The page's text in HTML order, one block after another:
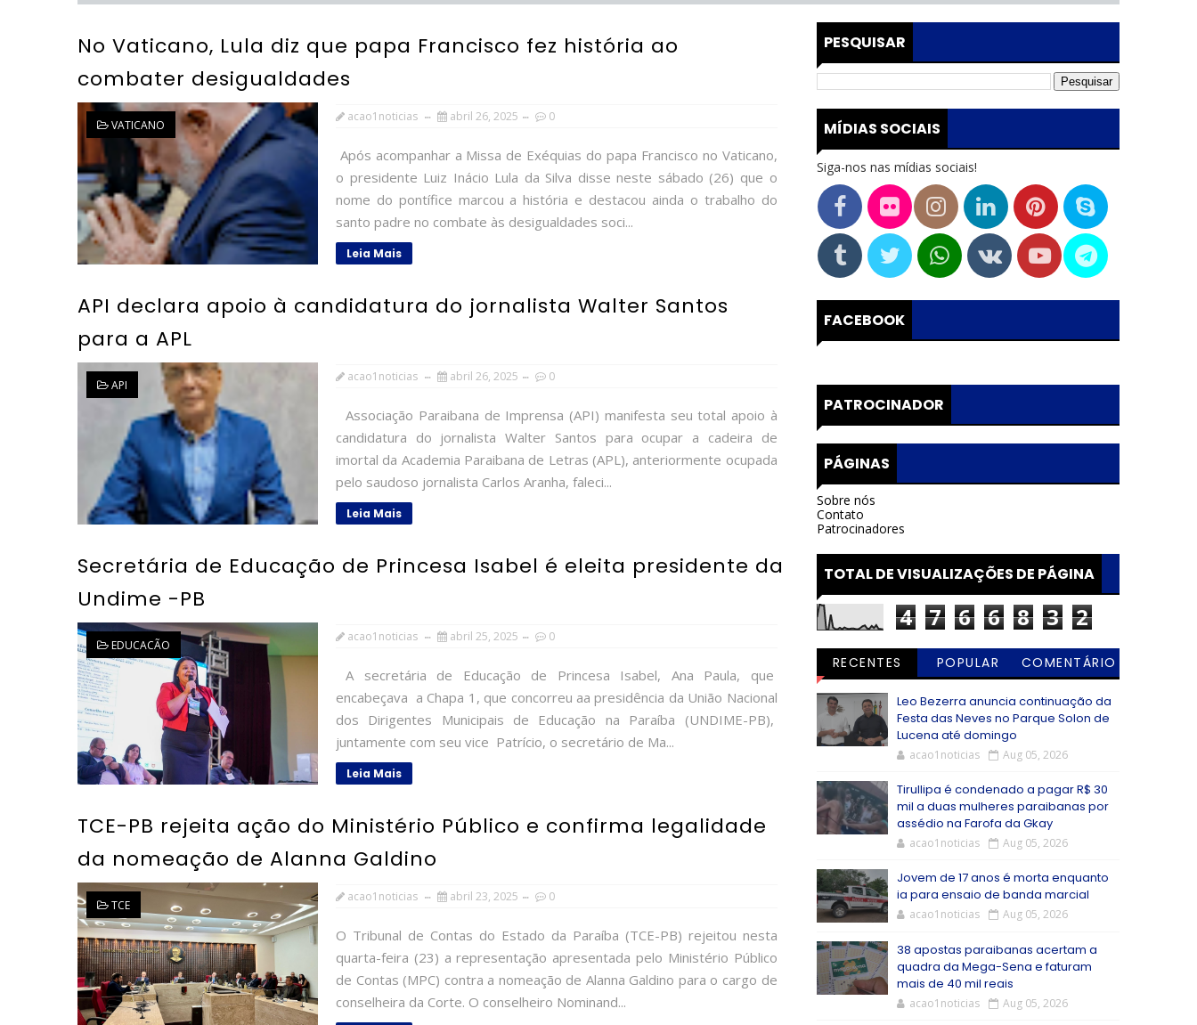
No Vaticano, Lula diz que papa Francisco fez história ao
combater desigualdades
VATICANO
acao1noticias abril 26, 2025 0
Após acompanhar a Missa de Exéquias do papa Francisco no Vaticano,
o presidente Luiz Inácio Lula da Silva disse neste sábado (26) que o
nome do pontífice marcou a história e destacou ainda o trabalho do
santo padre no combate às desigualdades soci...
Leia Mais
API declara apoio à candidatura do jornalista Walter Santos
para a APL
API
acao1noticias abril 26, 2025 0
Associação Paraibana de Imprensa (API) manifesta seu total apoio à
candidatura do jornalista Walter Santos para ocupar a cadeira de
imortal da Academia Paraibana de Letras (APL), anteriormente ocupada
pelo saudoso jornalista Carlos Aranha, faleci...
Leia Mais
Secretária de Educação de Princesa Isabel é eleita presidente da
Undime -PB
EDUCACÃO
acao1noticias abril 25, 2025 0
A secretária de Educação de Princesa Isabel, Ana Paula, que
encabeçava a Chapa 1, que concorreu aa presidência da União Nacional
dos Dirigentes Municipais de Educação na Paraíba (UNDIME-PB),
juntamente com seu vice Patrício, o secretário de Ma...
Leia Mais
TCE-PB rejeita ação do Ministério Público e confirma legalidade
da nomeação de Alanna Galdino
TCE
acao1noticias abril 23, 2025 0
O Tribunal de Contas do Estado da Paraíba (TCE-PB) rejeitou nesta
quarta-feira (23) a representação apresentada pelo Ministério Público
de Contas (MPC) contra a nomeação de Alanna Galdino para o cargo de
conselheira da Corte. O conselheiro Nominand...
PESQUISAR
MÍDIAS SOCIAIS
Siga-nos nas mídias sociais!
FACEBOOK
PATROCINADOR
PÁGINAS
Sobre nós
Contato
Patrocinadores
TOTAL DE VISUALIZAÇÕES DE PÁGINA
4 7 6 6 8 3 2
RECENTES POPULAR
COMENTÁRIO
Leo Bezerra anuncia continuação da
Festa das Neves no Parque Solon de
Lucena até domingo
acao1noticias Aug 05, 2026
Tirullipa é condenado a pagar R$ 30
mil a duas mulheres paraibanas por
assédio na Farofa da Gkay
acao1noticias Aug 05, 2026
Jovem de 17 anos é morta enquanto
ia para ensaio de banda marcial
acao1noticias Aug 05, 2026
38 apostas paraibanas acertam a
quadra da Mega-Sena e faturam
mais de 40 mil reais
acao1noticias Aug 05, 2026